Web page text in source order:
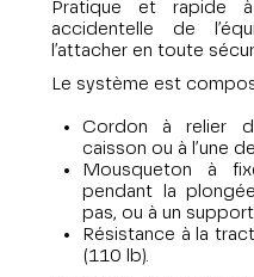
Pratique et rapide
accidentelle de
l’attacher en toute
Le système est
Cordon à relier
caisson ou à l’une
Mousqueton à
pendant la
pas, ou à un
Résistance à la
(110 lb).